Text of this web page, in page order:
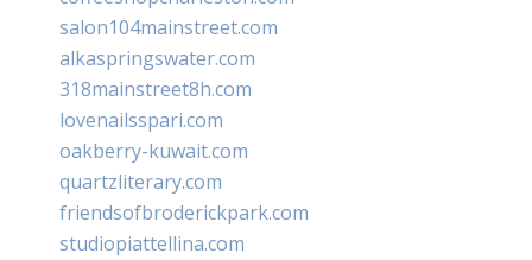
salon104mainstreet.com
alkaspringswater.com
318mainstreet8h.com
lovenailsspari.com
oakberry-kuwait.com
quartzliterary.com
friendsofbroderickpark.com
studiopiattellina.com